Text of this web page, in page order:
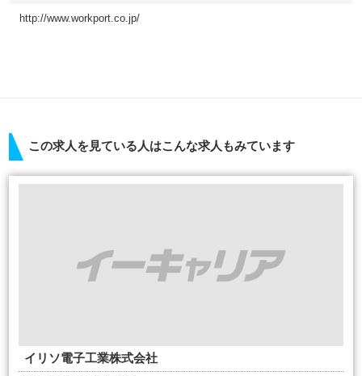
http://www.workport.co.jp/
この求人を見ている人はこんな求人もみています
イリソ電子工業株式会社